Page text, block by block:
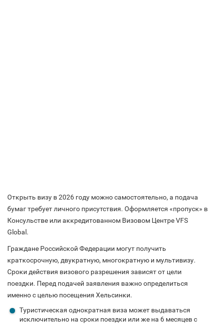
Открыть визу в 2026 году можно самостоятельно, а подача
бумаг требует личного присутствия. Оформляется «пропуск» в
Консульстве или аккредитованном Визовом Центре VFS
Global.
Граждане Российской Федерации могут получить
краткосрочную, двукратную, многократную и мультивизу.
Сроки действия визового разрешения зависят от цели
поездки. Перед подачей заявления важно определиться
именно с целью посещения Хельсинки.
Туристическая однократная виза может выдаваться
исключительно на сроки поездки или же на 6 месяцев с